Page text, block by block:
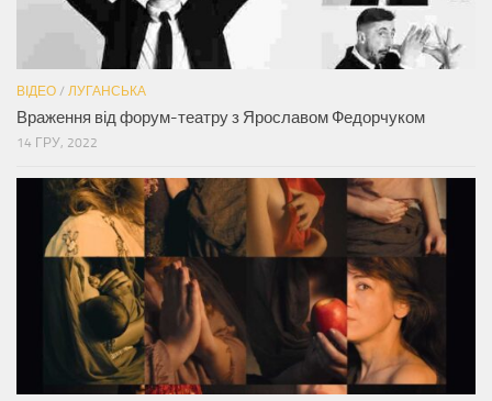
ВІДЕО / ЛУГАНСЬКА
Враження від форум-театру з Ярославом Федорчуком
14 ГРУ, 2022